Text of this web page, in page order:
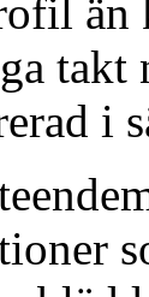
än
takt
i